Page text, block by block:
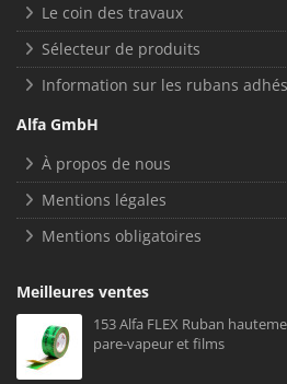
Le coin des travaux
Sélecteur de produits
Information sur les rubans
Alfa GmbH
À propos de nous
Mentions légales
Mentions obligatoires
Meilleures ventes
153 Alfa FLEX Ruban
pare-vapeur et films